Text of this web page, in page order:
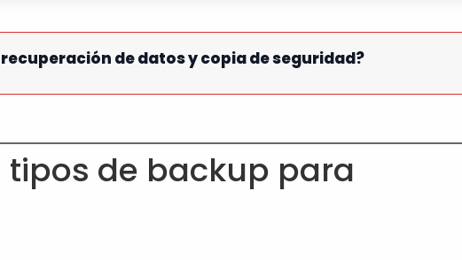
de datos y copia de seguridad?
tipos de backup para